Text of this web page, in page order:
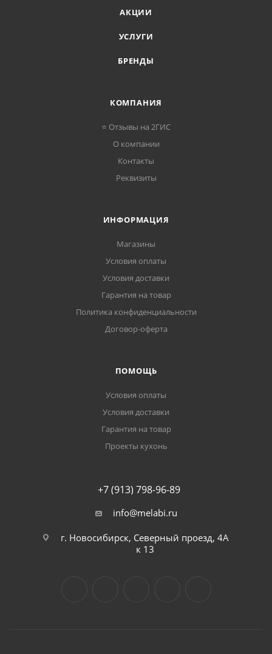
АКЦИИ
УСЛУГИ
БРЕНДЫ
КОМПАНИЯ
⭐ Отзывы на 2ГИС
О компании
Контакты
Реквизиты
ИНФОРМАЦИЯ
Магазины
Условия оплаты
Условия доставки
Гарантия на товар
Политика конфиденциальности
Договор-оферта
ПОМОЩЬ
Условия оплаты
Условия доставки
Гарантия на товар
Проекты кухонь
+7 (913) 798-96-89
info@melabi.ru
г. Новосибирск, Северный проезд, 4А
к 13